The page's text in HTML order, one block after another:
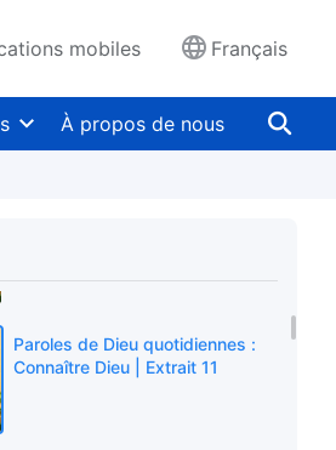
mobiles Français
À propos de nous
Connaître Dieu | Extrait 9
Paroles de Dieu quotidiennes :
Connaître Dieu | Extrait 11